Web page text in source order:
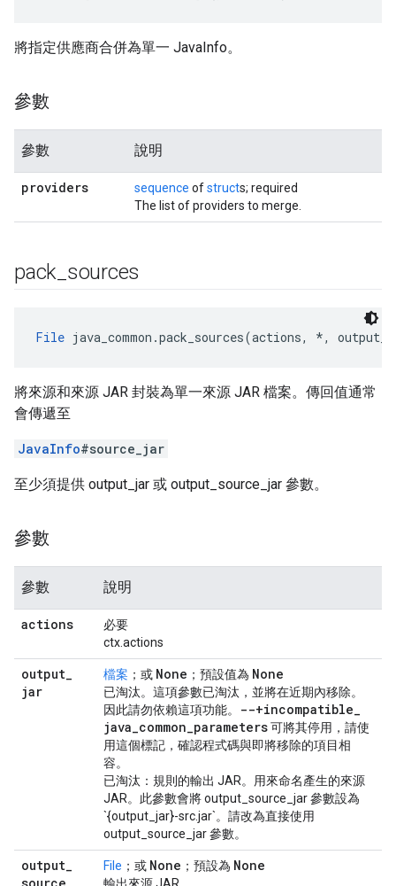
將指定供應商合併為單一 JavaInfo。
參數
參數 說明
providers sequence ofstructs; required
The list of providers to merge.
pack sources
File java_common.pack_sources(actions, *,
將來源和來源 JAR 封裝為單一來源 JAR 檔案。傳回值通常
會傳遞至
JavaInfo#source_jar
至少須提供 output_jar 或 output_source_jar 參數。
參數
參數 說明
actions
必要
ctx.actions
output_
jar
檔案 ；或 None ；預設值為 None
已淘汰。這項參數已淘汰，並將在近期內移除。
因此請勿依賴這項功能。
--+incompatible_
java_common_parameters可將其停用 ，請使
用這個標記，確認程式碼與即將移除的項目相
容。
已淘汰：規則的輸出 JAR。用來命名產生的來源
JAR。此參數會將 output_source_jar 參數設為
`{output_jar}-src.jar`。請改為直接使用
output_source_jar 參數。
output_
File ；或 None ；預設為 None